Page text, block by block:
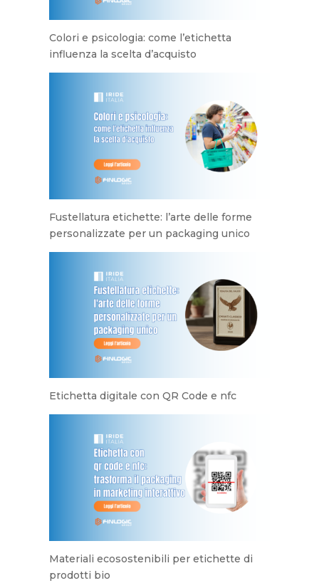
Colori e psicologia: come l’etichetta
influenza la scelta d’acquisto
Fustellatura etichette: l’arte delle forme
personalizzate per un packaging unico
Etichetta digitale con QR Code e nfc
Materiali ecosostenibili per etichette di
prodotti bio